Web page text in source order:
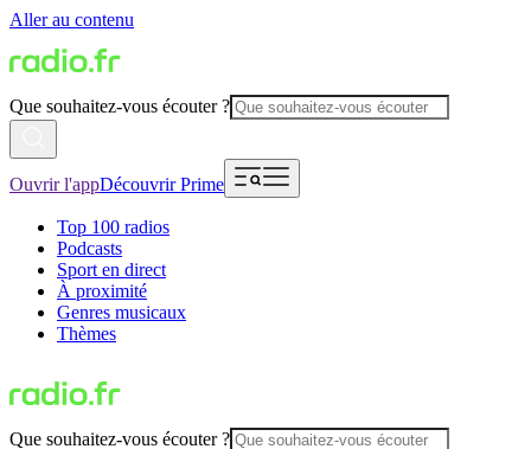
Aller au contenu
Que souhaitez-vous écouter ?
Ouvrir l'appDécouvrir Prime
Top 100 radios
Podcasts
Sport en direct
À proximité
Genres musicaux
Thèmes
Que souhaitez-vous écouter ?